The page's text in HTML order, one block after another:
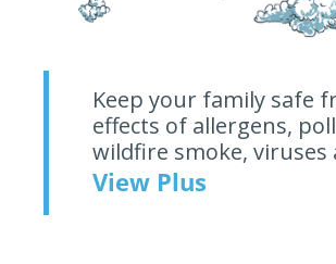
Keep your family safe
effects of allergens,
wildfire smoke, viruses
View Plus